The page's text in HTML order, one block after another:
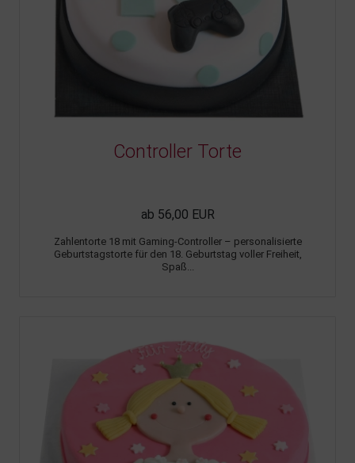
Controller Torte
ab 56,00 EUR
Zahlentorte 18 mit Gaming-Controller – personalisierte
Geburtstagstorte für den 18. Geburtstag voller Freiheit,
Spaß...